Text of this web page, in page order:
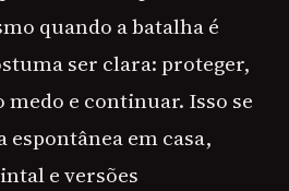
quando a batalha é
ser clara: proteger,
e continuar. Isso se
em casa,
e versões